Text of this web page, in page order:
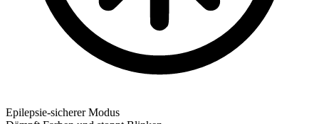
Epilepsie-sicherer Modus